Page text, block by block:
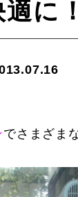
に！
でさまざま